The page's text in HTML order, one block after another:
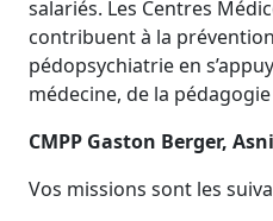
salariés. Les Centres
contribuent à la
pédopsychiatrie en
médecine, de la
CMPP Gaston Berger,
Vos missions sont les